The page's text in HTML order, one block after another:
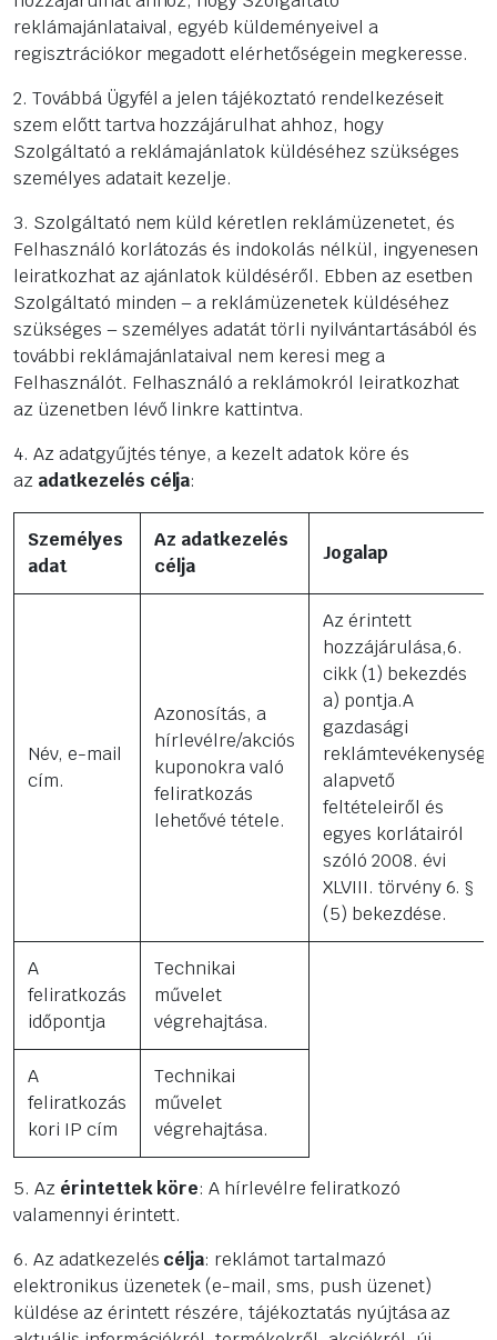
reklámajánlataival, egyéb küldeményeivel a
regisztrációkor megadott elérhetőségein megkeresse.
2. Továbbá Ügyfél a jelen tájékoztató rendelkezéseit
szem előtt tartva hozzájárulhat ahhoz, hogy
Szolgáltató a reklámajánlatok küldéséhez szükséges
személyes adatait kezelje.
3. Szolgáltató nem küld kéretlen reklámüzenetet, és
Felhasználó korlátozás és indokolás nélkül, ingyenesen
leiratkozhat az ajánlatok küldéséről. Ebben az esetben
Szolgáltató minden – a reklámüzenetek küldéséhez
szükséges – személyes adatát törli nyilvántartásából és
további reklámajánlataival nem keresi meg a
Felhasználót. Felhasználó a reklámokról leiratkozhat
az üzenetben lévő linkre kattintva.
4. Az adatgyűjtés ténye, a kezelt adatok köre és
az adatkezelés célja:
Személyes
adat
Az adatkezelés
célja
Jogalap
Név, e-mail
cím.
Azonosítás, a
hírlevélre/akciós
kuponokra való
feliratkozás
lehetővé tétele.
Az érintett
hozzájárulása,6.
cikk (1) bekezdés
a) pontja.A
gazdasági
reklámtevékenység
alapvető
feltételeiről és
egyes korlátairól
szóló 2008. évi
XLVIII. törvény 6. §
(5) bekezdése.
A
feliratkozás
időpontja
Technikai
művelet
végrehajtása.
A
feliratkozás
kori IP cím
Technikai
művelet
végrehajtása.
5. Azérintettek köre: A hírlevélre feliratkozó
valamennyi érintett.
6. Az adatkezelés célja: reklámot tartalmazó
elektronikus üzenetek (e-mail, sms, push üzenet)
küldése az érintett részére, tájékoztatás nyújtása az